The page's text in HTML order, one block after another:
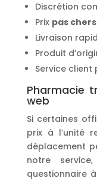
Discrétion
Prix pas chers
Livraison
Produit
Service
Pharmacie
web
Si certaines
prix à l’unité
déplacement
notre
questionnaire